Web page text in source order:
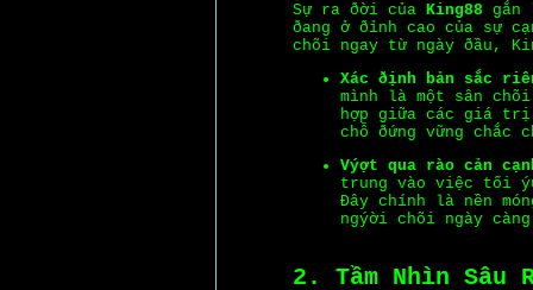
Sự ra ðời của King88 gắn
ðang ở ðỉnh cao của sự
chõi ngay từ ngày ðầu,
Xác ðịnh bản sắc
mình là một sân
hợp giữa các giá trị
chỗ ðứng vững chắc
Výợt qua rào cản
trung vào việc tối
Ðây chính là nền
ngýời chõi ngày
2. Tầm Nhìn Sâu